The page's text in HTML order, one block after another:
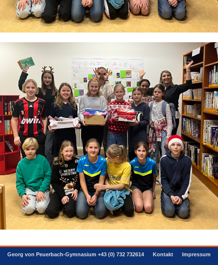
Georg von Peuerbach-Gymnasium +43 (0) 732 732614 Kontakt Impressum